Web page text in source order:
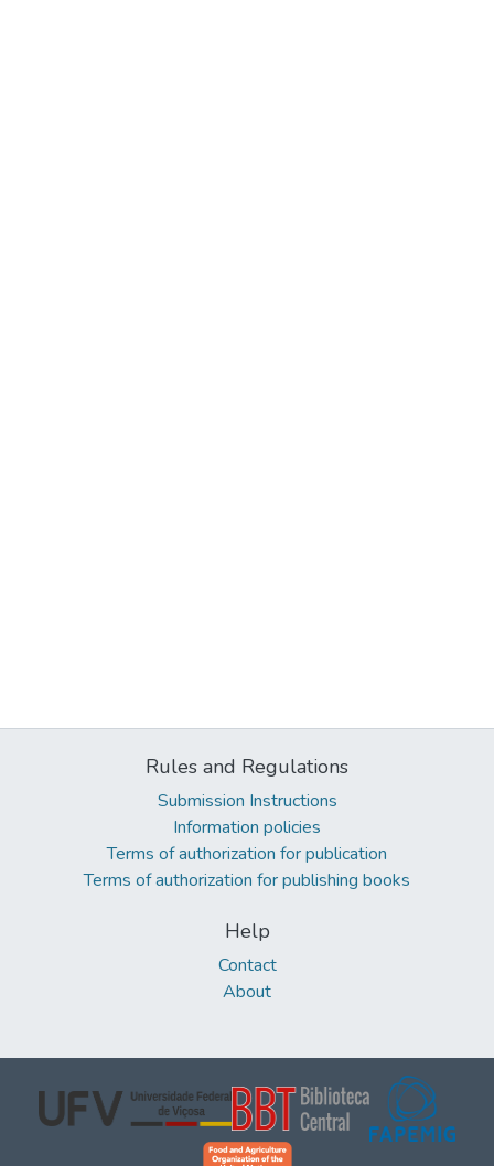
Rules and Regulations
Submission Instructions
Information policies
Terms of authorization for publication
Terms of authorization for publishing books
Help
Contact
About